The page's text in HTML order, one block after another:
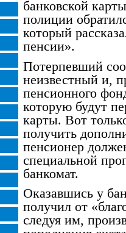
банковской
полиции
который
пенсии».
Потерпевший
неизвестный и,
пенсионного
которую будут
карты. Вот
получить
пенсионер
специальной
банкомат.
Оказавшись у
получил от
следуя им,